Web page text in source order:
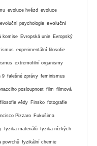
evoluce hvězd evoluce
evoluční psychologie evoluční
komise Evropská unie Evropský
experimentální filosofie
extremofilní organismy
9 falešné zprávy feminismus
posloupnost film filmová
filosofie vědy Finsko fotografie
Pizzaro Fukušima
fyzika materiálů fyzika nízkých
povrchů fyzikální chemie